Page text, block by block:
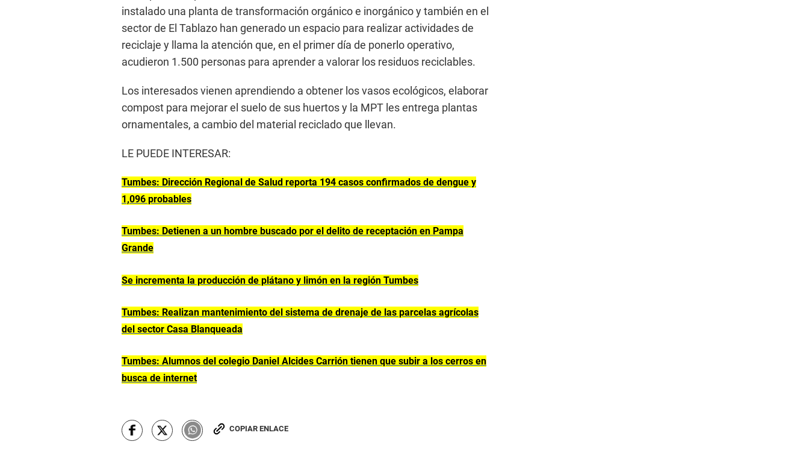
instalado una planta de transformación orgánico e inorgánico y también en el
sector de El Tablazo han generado un espacio para realizar actividades de
reciclaje y llama la atención que, en el primer día de ponerlo operativo,
acudieron 1.500 personas para aprender a valorar los residuos reciclables.
Los interesados vienen aprendiendo a obtener los vasos ecológicos, elaborar
compost para mejorar el suelo de sus huertos y la MPT les entrega plantas
ornamentales, a cambio del material reciclado que llevan.
LE PUEDE INTERESAR:
Tumbes: Dirección Regional de Salud reporta 194 casos confirmados de dengue y
1,096 probables
Tumbes: Detienen a un hombre buscado por el delito de receptación en Pampa
Grande
Se incrementa la producción de plátano y limón en la región Tumbes
Tumbes: Realizan mantenimiento del sistema de drenaje de las parcelas agrícolas
del sector Casa Blanqueada
Tumbes: Alumnos del colegio Daniel Alcides Carrión tienen que subir a los cerros en
busca de internet
COPIAR ENLACE